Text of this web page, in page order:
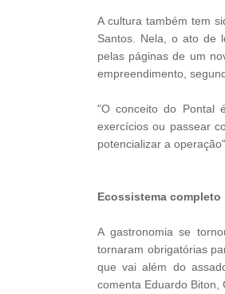
A cultura também tem
Santos. Nela, o ato de
pelas páginas de um
empreendimento,
"O conceito do Pontal
exercícios ou passear
potencializar a
Ecossistema completo
A gastronomia se
tornaram obrigatórias
que vai além do
comenta Eduardo Biton,